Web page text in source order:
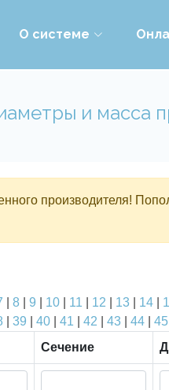
О системе
и масса
производителя!
8| 9 10| 11 12 13| 14|
39 40 41 42 43 44 45
Сечение